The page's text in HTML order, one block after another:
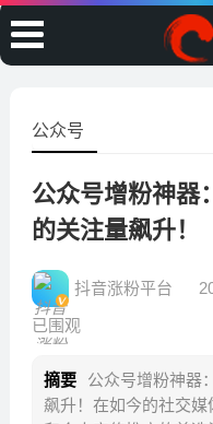
公众号
公众号增粉神器
的关注量飙升！
抖音涨粉平台
已围观
摘要
公众号增粉神器
飙升！在如今的社交